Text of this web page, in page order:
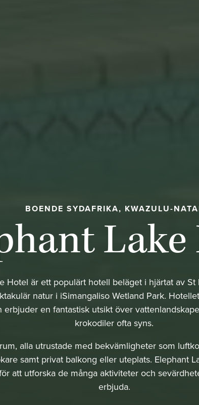
BOENDE SYDAFRIKA, KWAZULU-
Hotel är ett populärt hotell beläget i hjärtat av
natur i iSimangaliso Wetland Park.
erbjuder en fantastisk utsikt över
krokodiler ofta syns.
alla utrustade med bekvämligheter som
samt privat balkong eller uteplats. Elephant
att utforska de många aktiviteter och
erbjuda.